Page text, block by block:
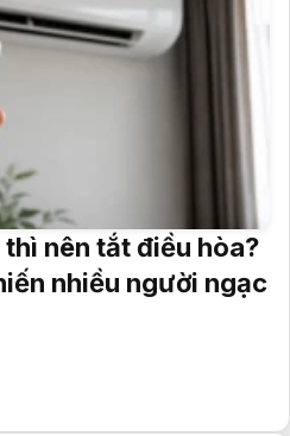
nên tắt điều hòa?
nhiều người ngạc